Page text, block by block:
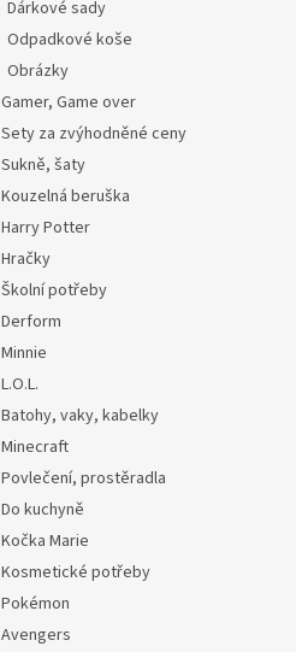
Dárkové sady
Odpadkové koše
Obrázky
Gamer, Game over
Sety za zvýhodněné ceny
Sukně, šaty
Kouzelná beruška
Harry Potter
Hračky
Školní potřeby
Derform
Minnie
L.O.L.
Batohy, vaky, kabelky
Minecraft
Povlečení, prostěradla
Do kuchyně
Kočka Marie
Kosmetické potřeby
Pokémon
Avengers